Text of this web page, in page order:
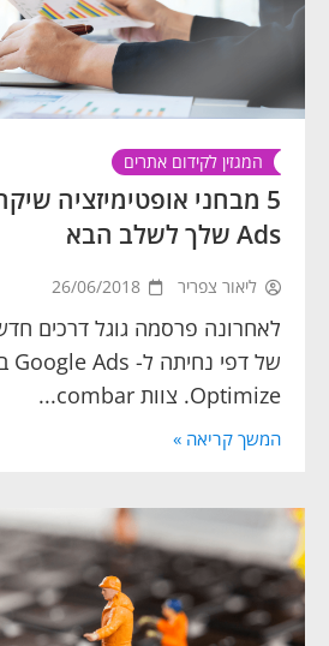
המגזין לקידום אתרים
Ads שלך לשלב הבא
ליאור צפריר 26/06/2018
לאחרונה פרסמה גוגל דרכים
Optimize. צוות combar...
המשך קריאה »